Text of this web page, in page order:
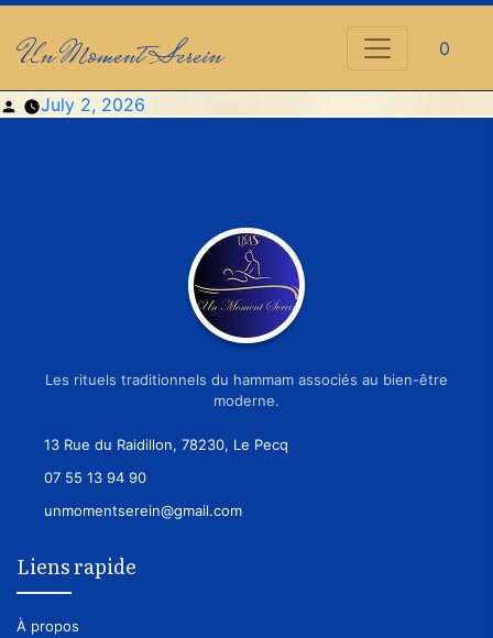
Un Moment Serein 0
Posted
July 2, 2026
Les rituels traditionnels du hammam associés au bien-être
moderne.
13 Rue du Raidillon, 78230, Le Pecq
07 55 13 94 90
unmomentserein@gmail.com
Liens rapide
À propos